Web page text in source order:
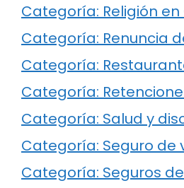
Categoría: Religión en
Categoría: Renuncia
Categoría:
Categoría:
Categoría: Salud y
Categoría: Seguro de
Categoría: Seguros